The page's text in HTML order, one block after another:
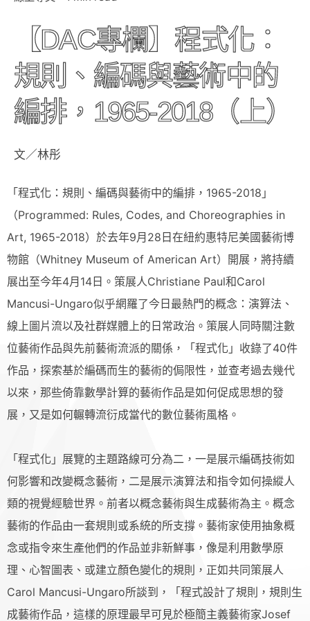
【DAC專欄】程式化：
規則、編碼與藝術中的
編排，1965-2018（上）
文／林彤
「程式化：規則、編碼與藝術中的編排，1965-2018」
（Programmed: Rules, Codes, and Choreographies in
Art, 1965-2018）於去年9月28日在紐約惠特尼美國藝術博
物館（Whitney Museum of American Art）開展，將持續
展出至今年4月14日。策展人Christiane Paul和Carol
Mancusi-Ungaro似乎網羅了今日最熱門的概念：演算法、
線上圖片流以及社群媒體上的日常政治。策展人同時關注數
位藝術作品與先前藝術流派的關係，「程式化」收錄了40件
作品，探索基於編碼而生的藝術的侷限性，並查考過去幾代
以來，那些倚靠數學計算的藝術作品是如何促成思想的發
展，又是如何輾轉流衍成當代的數位藝術風格。
「程式化」展覽的主題路線可分為二，一是展示編碼技術如
何影響和改變概念藝術，二是展示演算法和指令如何操縱人
類的視覺經驗世界。前者以概念藝術與生成藝術為主。概念
藝術的作品由一套規則或系統的所支撐。藝術家使用抽象概
念或指令來生產他們的作品並非新鮮事，像是利用數學原
理、心智圖表、或建立顏色變化的規則，正如共同策展人
Carol Mancusi-Ungaro所談到，「程式設計了規則，規則生
成藝術作品，這樣的原理最早可見於極簡主義藝術家Josef